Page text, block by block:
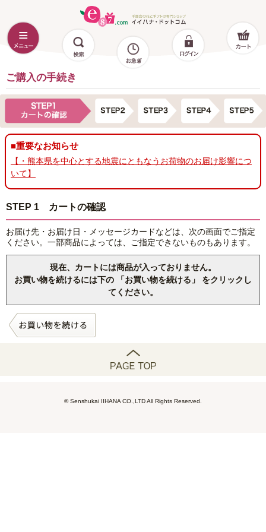
ご購入の手続き
■重要なお知らせ
【・熊本県を中心とする地震にともなうお荷物のお届け影響につ
いて】
STEP 1 カートの確認
お届け先・お届け日・メッセージカードなどは、次の画面でご指定
ください。一部商品によっては、ご指定できないものもあります。
現在、カートには商品が入っておりません。
お買い物を続けるには下の 「お買い物を続ける」 をクリックし
てください。
© Senshukai IIHANA CO.,LTD All Rights Reserved.